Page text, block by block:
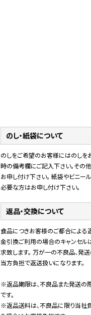
のし・紙袋について
のしをご希望のお客様にはのしを
時の備考欄にご記入下さい。その
お申し付け下さい。 紙袋やビニー
必要な方はお申し付け下さい。
返品・交換について
食品につきお客様のご都合による
金引換ご利用の場合のキャンセ
求致します。 万が一の不良品、発
当方負担で返送扱いになります。
※返品期限は、不良品また発送の
です。
※返品送料は、不良品に限り当社